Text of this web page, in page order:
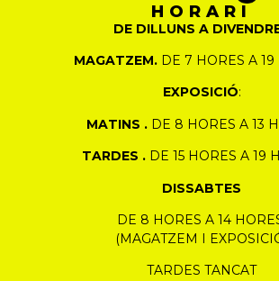
HORARI
DE DILLUNS A
MAGATZEM. DE 7 HORES A 19
EXPOSICIÓ:
MATINS . DE 8 HORES A 13
TARDES . DE 15 HORES A 19
DISSABTES
DE 8 HORES A 14
(MAGATZEM I
TARDES TANCAT